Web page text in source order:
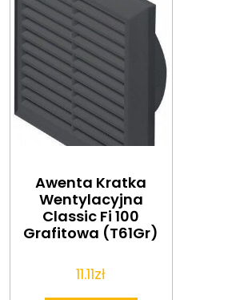
Awenta Kratka
Wentylacyjna
Classic Fi 100
Grafitowa (T61Gr)
11.11zł